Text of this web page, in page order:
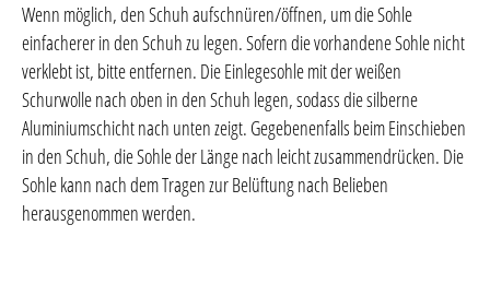
Wenn möglich, den Schuh aufschnüren/öffnen, um die Sohle
einfacherer in den Schuh zu legen. Sofern die vorhandene Sohle nicht
verklebt ist, bitte entfernen. Die Einlegesohle mit der weißen
Schurwolle nach oben in den Schuh legen, sodass die silberne
Aluminiumschicht nach unten zeigt. Gegebenenfalls beim Einschieben
in den Schuh, die Sohle der Länge nach leicht zusammendrücken. Die
Sohle kann nach dem Tragen zur Belüftung nach Belieben
herausgenommen werden.